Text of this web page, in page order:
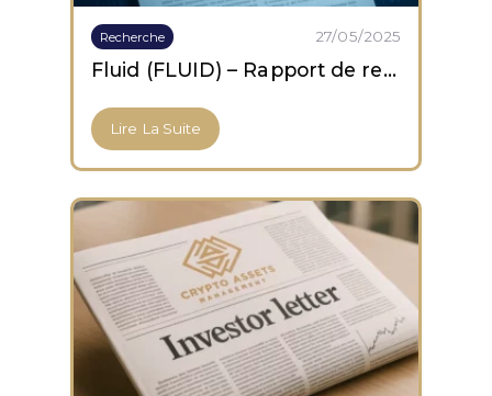
Recherche 27/05/2025
Fluid (FLUID) – Rapport de recherche
Lire La Suite